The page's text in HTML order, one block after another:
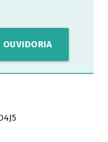
OUVIDORIA